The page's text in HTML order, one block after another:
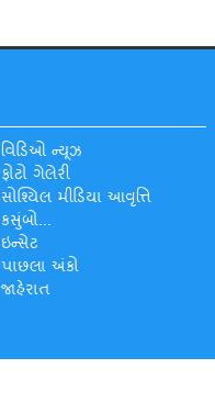
વિડિઓ ન્યૂઝ
ફોટો ગેલેરી
સોશ્યિલ મીડિયા આવૃત્તિ
કસુંબો...
ઇન્સેટ
પાછલા અંકો
જાહેરાત